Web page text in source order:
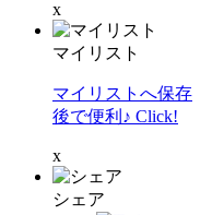
x
マイリスト
マイリストへ保存
後で便利♪ Click!
x
シェア